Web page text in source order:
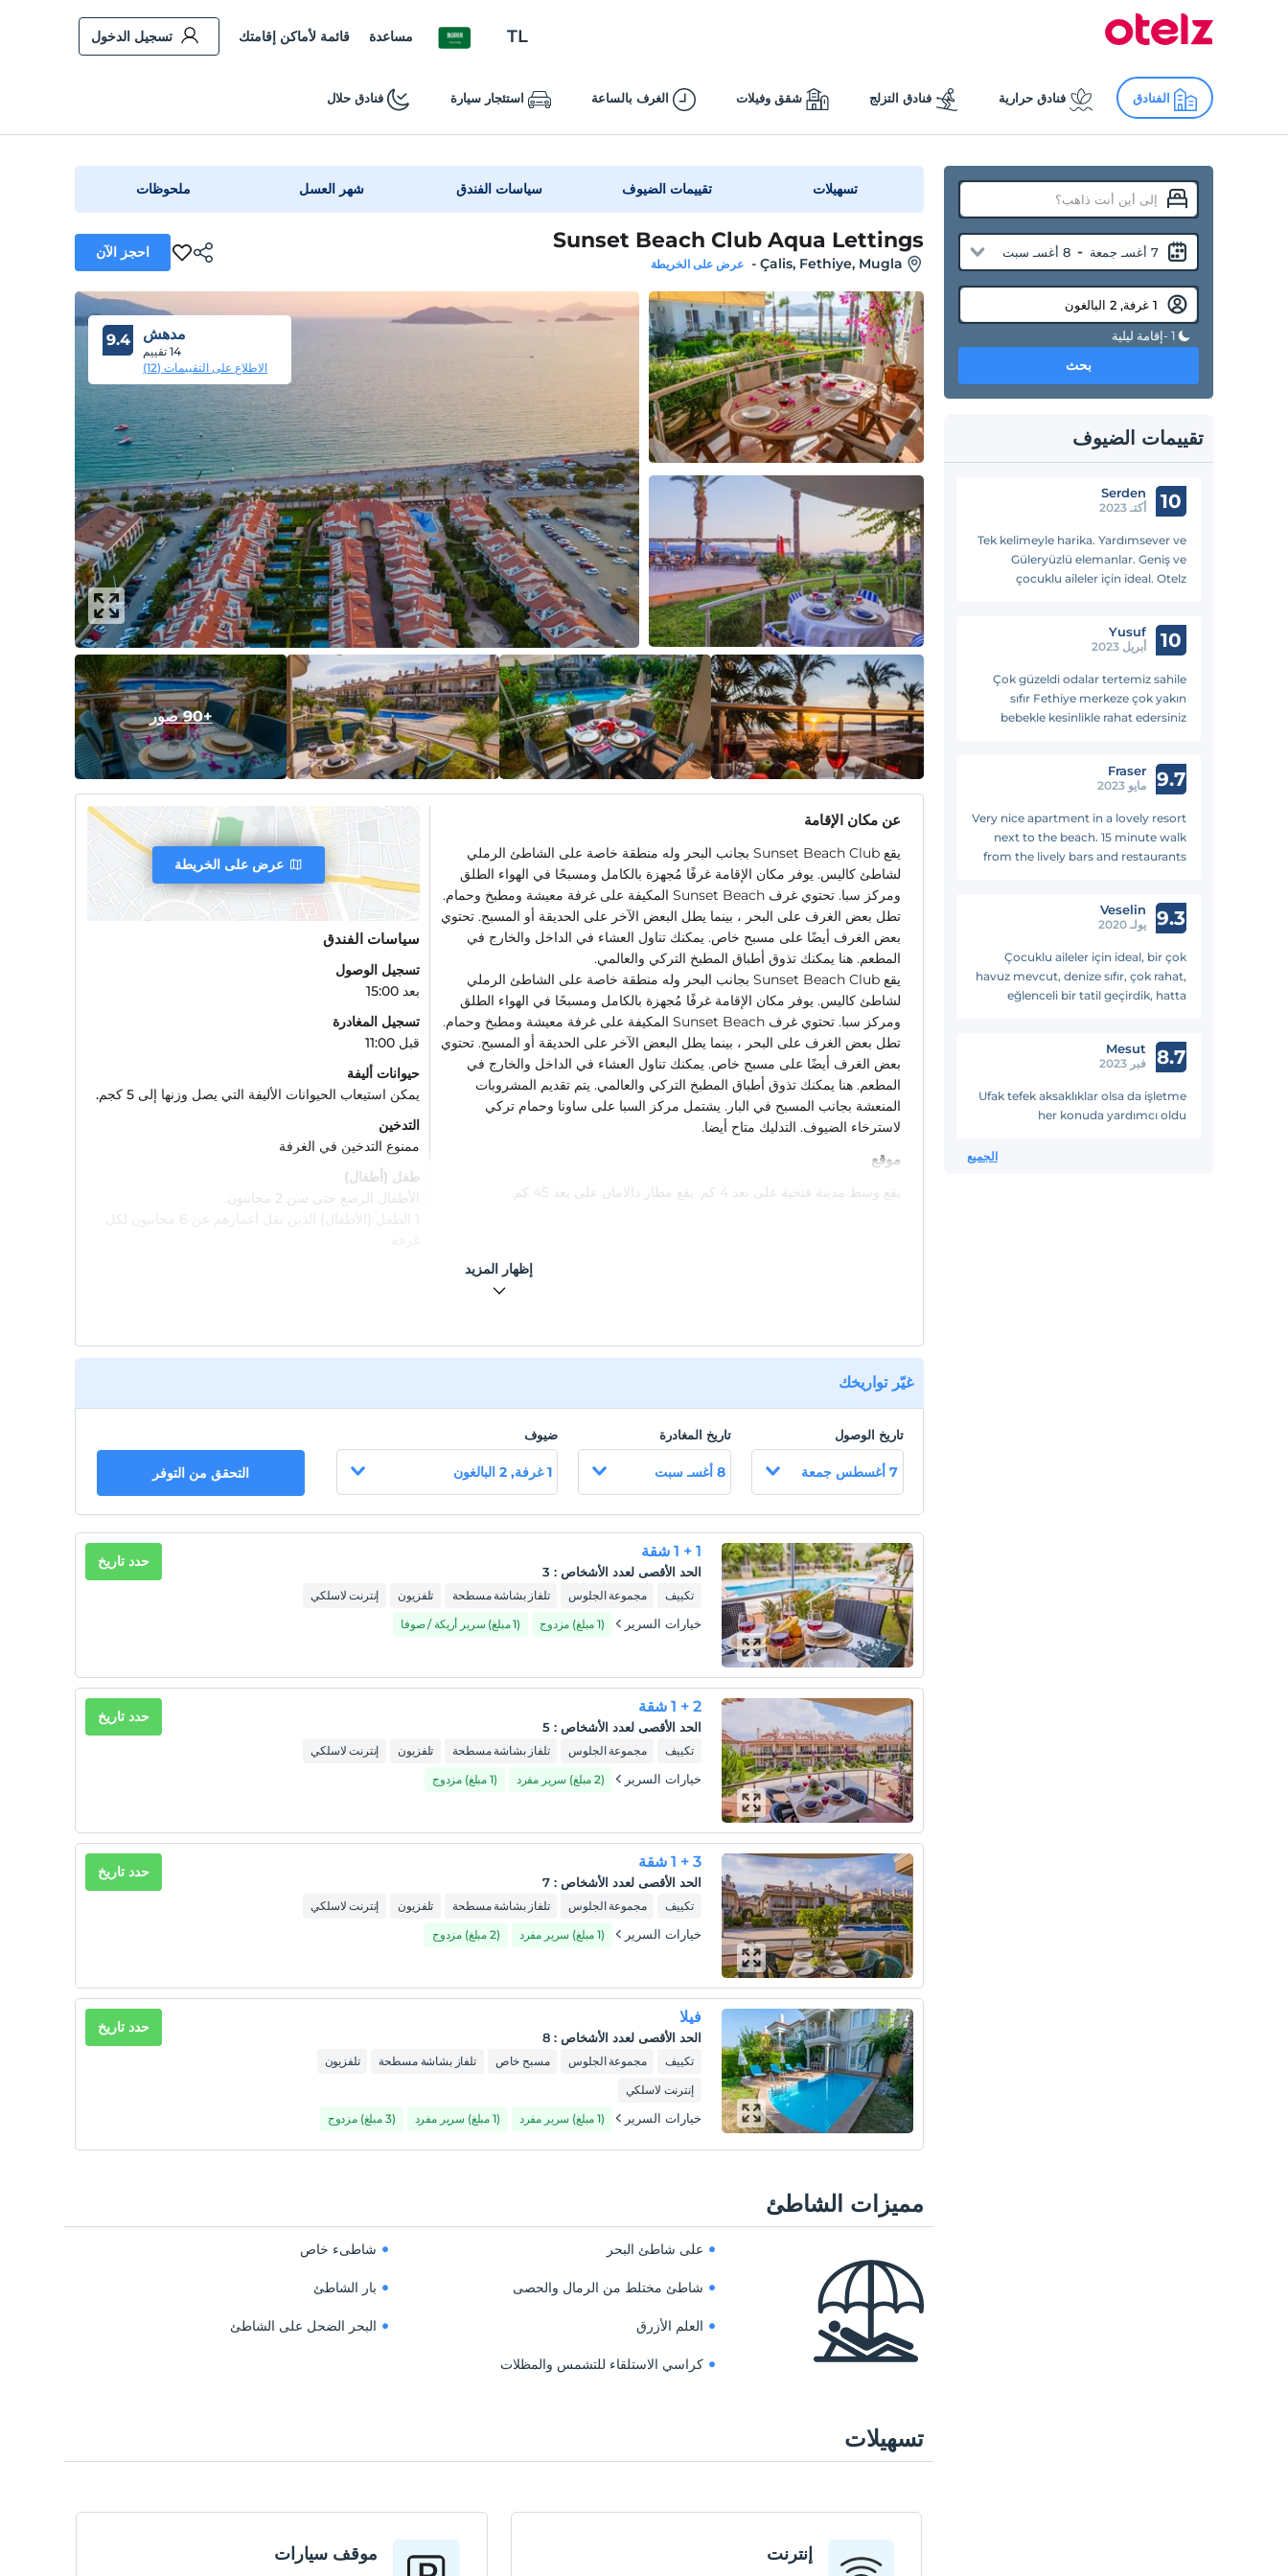
TL مساعدة قائمة لأماكن إقامتك تسجيل الدخول
الفنادق فنادق حرارية فنادق التزلج شقق وفيلات الغرف بالساعة استئجار سيارة فنادق حلال
7 أغسـ جمعة - 8 أغسـ سبت
1 -إقامة ليلية
بحث
تقييمات الضيوف
10
Serden
أكتـ 2023
Tek kelimeyle harika. Yardımsever ve
Güleryüzlü elemanlar. Geniş ve
çocuklu aileler için ideal. Otelz
10
Yusuf
أبريل 2023
Çok güzeldi odalar tertemiz sahile
sıfır Fethiye merkeze çok yakın
bebekle kesinlikle rahat edersiniz
güzeldi. Gün batımı mükemmel.
9.7
Fraser
مايو 2023
Very nice apartment in a lovely resort
next to the beach. 15 minute walk
from the lively bars and restaurants
9.3
Veselin
يولـ 2020
Çocuklu aileler için ideal, bir çok
havuz mevcut, denize sıfır, çok rahat,
eğlenceli bir tatil geçirdik, hatta
8.7
Mesut
فبر 2023
Ufak tefek aksaklıklar olsa da işletme
her konuda yardımcı oldu
الجميع
تسهيلات تقييمات الضيوف سياسات الفندق شهر العسل ملحوظات
Sunset Beach Club Aqua Lettings
Çalis, Fethiye, Mugla
- عرض على الخريطة
احجز الآن
مدهش
14 تقييم
الاطلاع على التقييمات (12)
9.4
+90 صور
عن مكان الإقامة
يقع Sunset Beach Club بجانب البحر وله منطقة خاصة على الشاطئ الرملي
لشاطئ كاليس. يوفر مكان الإقامة غرفًا مُجهزة بالكامل ومسبحًا في الهواء الطلق
ومركز سبا. تحتوي غرف Sunset Beach المكيفة على غرفة معيشة ومطبخ وحمام.
تطل بعض الغرف على البحر ، بينما يطل البعض الآخر على الحديقة أو المسبح. تحتوي
بعض الغرف أيضًا على مسبح خاص. يمكنك تناول العشاء في الداخل والخارج في
المطعم. هنا يمكنك تذوق أطباق المطبخ التركي والعالمي.
يقع Sunset Beach Club بجانب البحر وله منطقة خاصة على الشاطئ الرملي
لشاطئ كاليس. يوفر مكان الإقامة غرفًا مُجهزة بالكامل ومسبحًا في الهواء الطلق
ومركز سبا. تحتوي غرف Sunset Beach المكيفة على غرفة معيشة ومطبخ وحمام.
تطل بعض الغرف على البحر ، بينما يطل البعض الآخر على الحديقة أو المسبح. تحتوي
بعض الغرف أيضًا على مسبح خاص. يمكنك تناول العشاء في الداخل والخارج في
المطعم. هنا يمكنك تذوق أطباق المطبخ التركي والعالمي. يتم تقديم المشروبات
المنعشة بجانب المسبح في البار. يشتمل مركز السبا على ساونا وحمام تركي
لاسترخاء الضيوف. التدليك متاح أيضا.
موقع
يقع وسط مدينة فتحية على بعد 4 كم. يقع مطار دالامان على بعد 45 كم.
عرض على الخريطة
سياسات الفندق
تسجيل الوصول
بعد 15:00
تسجيل المغادرة
قبل 11:00
حيوانات أليفة
يمكن استيعاب الحيوانات الأليفة التي يصل وزنها إلى 5 كجم.
التدخين
ممنوع التدخين في الغرفة
طفل (أطفال)
الأطفال الرضع حتى سن 2 مجانيون.
إظهار المزيد
غيّر تواريخك
تاريخ الوصول
7 أغسطس جمعة
تاريخ المغادرة
8 أغسـ سبت
ضيوف
1 غرفة, 2 البالغون التحقق من التوفر
1 + 1 شقة
الحد الأقصى لعدد الأشخاص :
3
تكييف مجموعة الجلوس تلفاز بشاشة مسطحة تلفزيون إنترنت لاسلكي
خيارات السرير (1 مبلغ) مزدوج (1 مبلغ) سرير أريكة / صوفا
حدد تاريخ
2 + 1 شقة
الحد الأقصى لعدد الأشخاص :
5
تكييف مجموعة الجلوس تلفاز بشاشة مسطحة تلفزيون إنترنت لاسلكي
خيارات السرير (2 مبلغ) سرير مفرد (1 مبلغ) مزدوج
حدد تاريخ
3 + 1 شقة
الحد الأقصى لعدد الأشخاص :
7
تكييف مجموعة الجلوس تلفاز بشاشة مسطحة تلفزيون إنترنت لاسلكي
خيارات السرير (1 مبلغ) سرير مفرد (2 مبلغ) مزدوج
حدد تاريخ
فيلا
الحد الأقصى لعدد الأشخاص :
8
تكييف مجموعة الجلوس مسبح خاص تلفاز بشاشة مسطحة
تلفزيون
إنترنت لاسلكي
خيارات السرير (1 مبلغ) سرير مفرد (1 مبلغ) سرير مفرد (3 مبلغ) مزدوج
حدد تاريخ
مميزات الشاطئ
على شاطئ البحر شاطىء خاص
شاطئ مختلط من الرمال والحصى بار الشاطئ
العلم الأزرق البحر الضحل على الشاطئ
كراسي الاستلقاء للتشمس والمظلات
تسهيلات
إنترنت موقف سيارات